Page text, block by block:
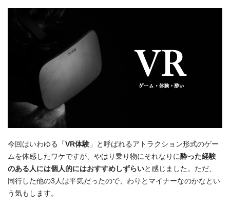
今回はいわゆる「 VR体験 」と呼ばれるアトラクション形式のゲー
ムを体感したワケですが、やはり乗り物にそれなりに酔った経験
のある人には個人的にはおすすめしずらいと感じました。ただ、
同行した他の3人は平気だったので、わりとマイナーなのかなとい
う気もします。